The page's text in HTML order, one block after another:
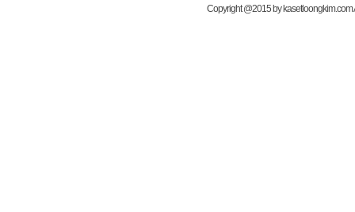
Copyright @2015 by kasetloongkim.com